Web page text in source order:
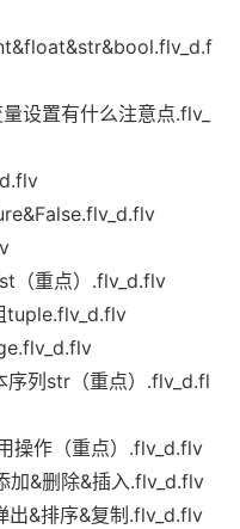
设置有什么注意点.flv_
（重点）.flv_d.flv
tuple.flv_d.flv
序列str（重点）.flv_d.fl
操作（重点）.flv_d.flv
加&删除&插入.flv_d.flv
出&排序&复制.flv_d.flv